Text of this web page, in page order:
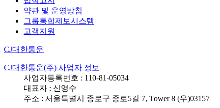
약관 및 운영방침
그룹통합제보시스템
고객지원
CJ대한통운
CJ대한통운(주) 사업자 정보
사업자등록번호 : 110-81-05034
대표자 : 신영수
주소 : 서울특별시 종로구 종로5길 7, Tower 8 (우)03157